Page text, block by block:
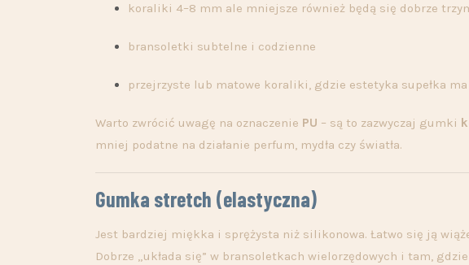
koraliki 4–8 mm ale mniejsze również będą się dobrze
bransoletki subtelne i codzienne
przejrzyste lub matowe koraliki, gdzie estetyka supełka ma
Warto zwrócić uwagę na oznaczenie PU – są to zazwyczaj gumki
mniej podatne na działanie perfum, mydła czy światła.
Gumka stretch (elastyczna)
Jest bardziej miękka i sprężysta niż silikonowa. Łatwo się ją
Dobrze „układa się” w bransoletkach wielorzędowych i tam,